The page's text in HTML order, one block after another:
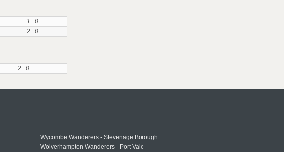
1 : 0
2 : 0
2 : 0
Wycombe Wanderers - Stevenage Borough
Wolverhampton Wanderers - Port Vale